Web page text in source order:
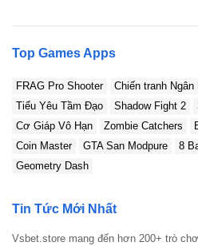
Top Games Apps
FRAG Pro Shooter Chiến tranh Ngân
Tiểu Yêu Tầm Đạo
Shadow Fight 2
Cơ Giáp Vô Hạn
Zombie Catchers
Coin Master
GTA San Modpure 8
Geometry Dash
Tin Tức Mới Nhất
Vsbet.store mang đến hơn 200+ trò